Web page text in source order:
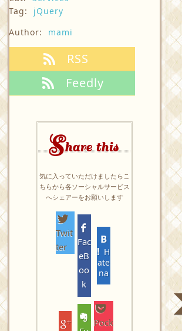
Tag:
jQuery
Author:
mami
RSS
Feedly
Share this
気に入っていただけましたらこ
ちらから各ソーシャルサービス
へシェアーをお願いします
Twit
ter
Fac
eB
oo
k
H
ate
na
Pock